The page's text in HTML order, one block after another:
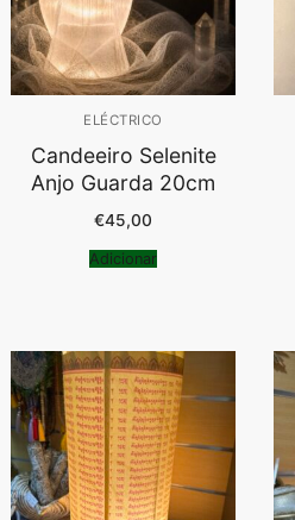
ELÉCTRICO
Candeeiro Selenite
Anjo Guarda 20cm
€45,00
Adicionar